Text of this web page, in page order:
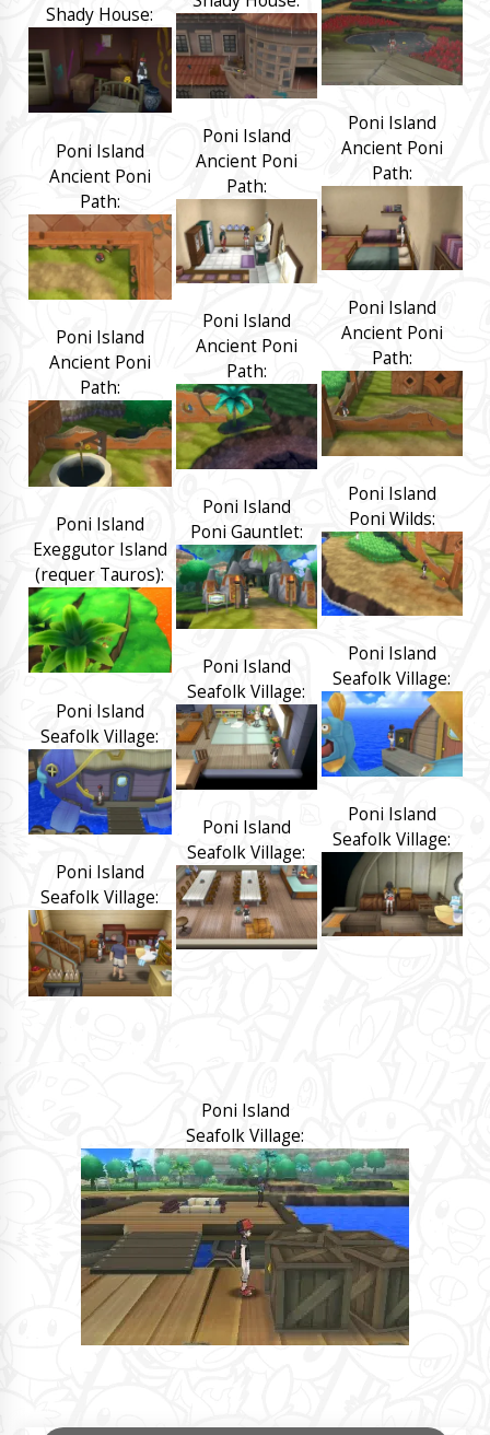
Shady House:
Poni Island
Ancient Poni
Path:
Poni Island
Ancient Poni
Path:
Poni Island
Exeggutor Island
(requer Tauros):
Poni Island
Seafolk Village:
Poni Island
Seafolk Village:
Poni Island
Ancient Poni
Path:
Poni Island
Ancient Poni
Path:
Poni Island
Poni Gauntlet:
Poni Island
Seafolk Village:
Poni Island
Seafolk Village:
Poni Island
Ancient Poni
Path:
Poni Island
Ancient Poni
Path:
Poni Island
Poni Wilds:
Poni Island
Seafolk Village:
Poni Island
Seafolk Village:
Poni Island
Seafolk Village: